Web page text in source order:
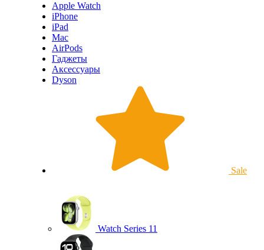
Apple Watch
iPhone
iPad
Mac
AirPods
Гаджеты
Аксессуары
Dyson
Sale
Watch Series 11